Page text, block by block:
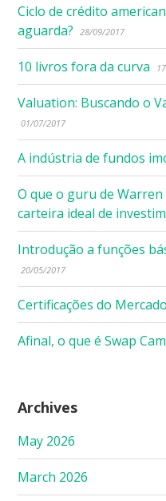
Ciclo de crédito
aguarda?
28/09/2017
10 livros fora da curva
Valuation: Buscando o
01/07/2017
A indústria de fundos
O que o guru de
carteira ideal de
Introdução a funções
20/05/2017
Certificações do
Afinal, o que é Swap
Archives
May 2026
March 2026